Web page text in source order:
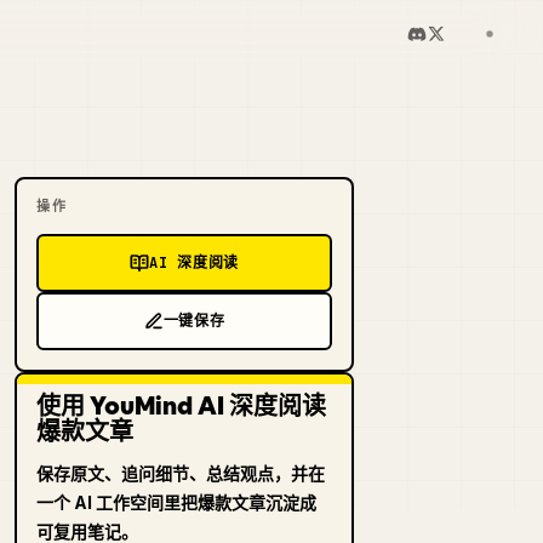
操作
AI 深度阅读
一键保存
使用 YouMind AI 深度阅读
爆款文章
保存原文、追问细节、总结观点，并在
一个 AI 工作空间里把爆款文章沉淀成
可复用笔记。